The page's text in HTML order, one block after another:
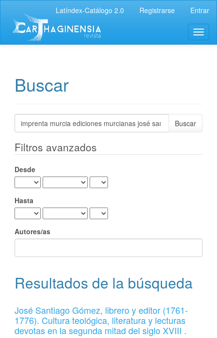
principal
Contenido
principal
Barra
Latíndex-Catálogo 2.0 Registrarse Entrar
Buscar
Buscar
artículos
Filtros avanzados
Desde
Hasta
Autores/as
Resultados de la búsqueda
José Santiago Gómez, librero y editor (1761-
1776). Cultura teológica, literatura y lecturas
devotas en la segunda mitad del siglo XVIII .